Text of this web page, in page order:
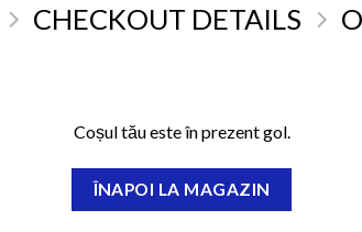
CHECKOUT DETAILS
Coșul tău este în prezent gol.
ÎNAPOI LA MAGAZIN